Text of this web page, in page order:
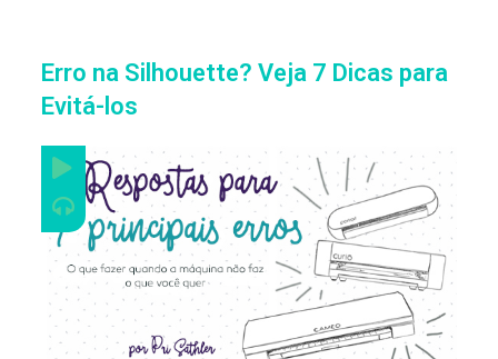
Erro na Silhouette? Veja 7 Dicas para
Evitá-los